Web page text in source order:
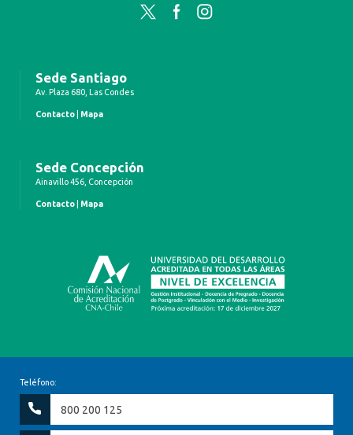
Twitter FacebookInstagram
Sede Santiago
Av. Plaza 680, Las Condes
Contacto Mapa
Sede Concepción
Ainavillo 456, Concepción
Contacto Mapa
Teléfono:
800 200 125